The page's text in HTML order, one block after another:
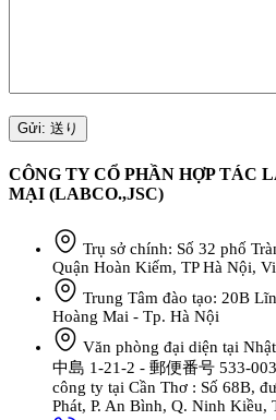
CÔNG TY CỔ PHẦN HỢP TÁC
MẠI (LABCO.,JSC)
Trụ sở chính: Số 32 phố
Quận Hoàn Kiếm, TP Hà Nội,
Trung Tâm đào tạo: 20B
Hoàng Mai - Tp. Hà Nội
Văn phòng đại diện tại
中島 1-21-2 - 郵便番号 533-
công ty tại Cần Thơ : Số 68B,
Phát, P. An Bình, Q. Ninh Kiều,